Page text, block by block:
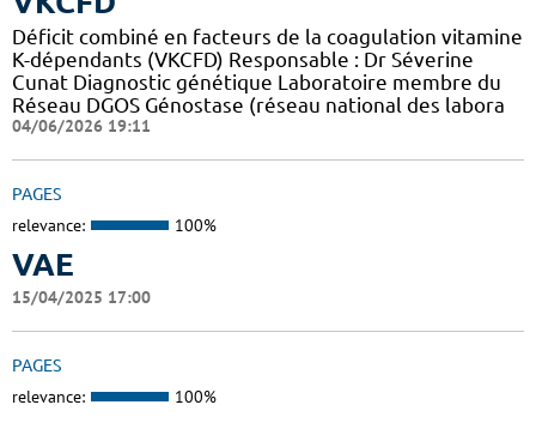
Déficit combiné en facteurs de la coagulation vitamine
K-dépendants (VKCFD) Responsable : Dr Séverine
Cunat Diagnostic génétique Laboratoire membre du
Réseau DGOS Génostase (réseau national des labora
04/06/2026 19:11
PAGES
relevance: 100%
VAE
15/04/2025 17:00
PAGES
relevance: 100%